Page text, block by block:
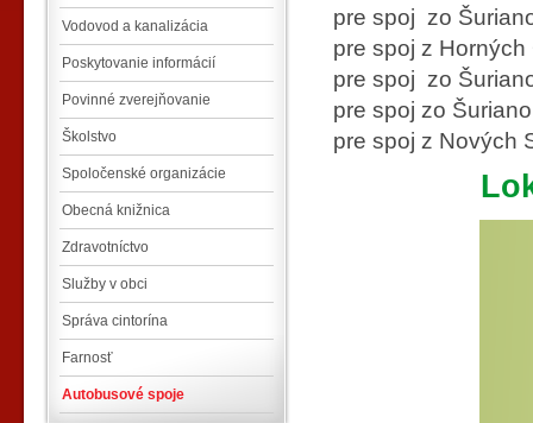
Vodovod a kanalizácia
Poskytovanie informácií
Povinné zverejňovanie
Školstvo
Spoločenské organizácie
Obecná knižnica
Zdravotníctvo
Služby v obci
Správa cintorína
Farnosť
Autobusové spoje
pre spoj zo
pre spoj z
pre spoj zo
pre spoj zo
pre spoj z Nových